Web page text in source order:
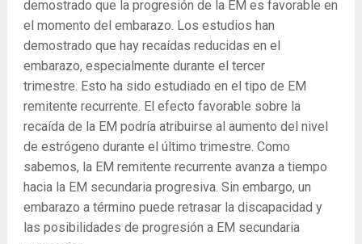
demostrado que la progresión de la EM es favorable en
el momento del embarazo. Los estudios han
demostrado que hay recaídas reducidas en el
embarazo, especialmente durante el tercer
trimestre. Esto ha sido estudiado en el tipo de EM
remitente recurrente. El efecto favorable sobre la
recaída de la EM podría atribuirse al aumento del nivel
de estrógeno durante el último trimestre. Como
sabemos, la EM remitente recurrente avanza a tiempo
hacia la EM secundaria progresiva. Sin embargo, un
embarazo a término puede retrasar la discapacidad y
las posibilidades de progresión a EM secundaria